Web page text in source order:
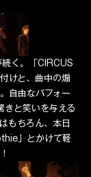
けと、曲中の煽
自由なパフォー
きと笑いを与える
もちろん、本日
」とかけて軽